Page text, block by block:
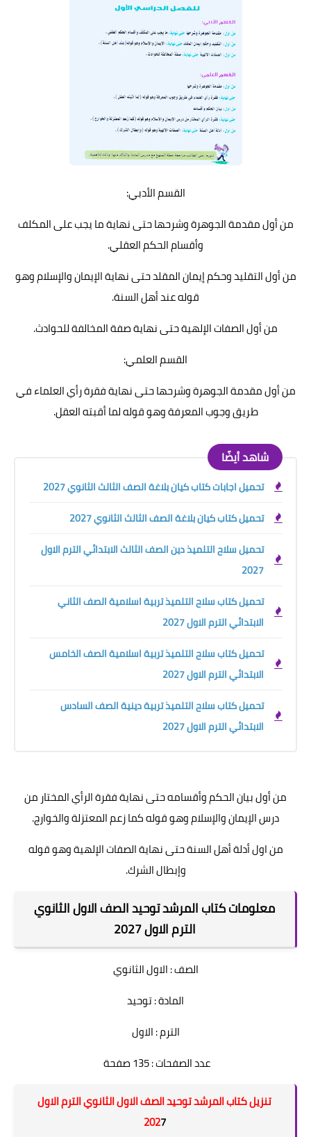
القسم الأدبي:
من أول مقدمة الجوهرة وشرحها حتى نهاية ما يجب على المكلف
وأقسام الحكم العقلي.
من أول التقليد وحكم إيمان المقلد حتى نهاية الإيمان والإسلام وهو
قوله عند أهل السنة.
من أول الصفات الإلهية حتى نهاية صفة المخالفة للحوادث.
القسم العلمي:
من أول مقدمة الجوهرة وشرحها حتى نهاية فقرة رأي العلماء في
طريق وجوب المعرفة وهو قوله لما أقبته العقل.
شاهد أيضًا
تحميل اجابات كتاب كيان بلاغة الصف الثالث الثانوي 2027
تحميل كتاب كيان بلاغة الصف الثالث الثانوي 2027
تحميل سلاح التلميذ دين الصف الثالث الابتدائي الترم الاول
2027
تحميل كتاب سلاح التلميذ تربية اسلامية الصف الثاني
الابتدائي الترم الاول 2027
تحميل كتاب سلاح التلميذ تربية اسلامية الصف الخامس
الابتدائي الترم الاول 2027
تحميل كتاب سلاح التلميذ تربية دينية الصف السادس
الابتدائي الترم الاول 2027
من أول بيان الحكم وأقسامه حتى نهاية فقرة الرأي المختار من
درس الإيمان والإسلام وهو قوله كما زعم المعتزلة والخوارج.
من اول أدلة أهل السنة حتى نهاية الصفات الإلهية وهو قوله
وإبطال الشرك.
معلومات كتاب المرشد توحيد الصف الاول الثانوي
الترم الاول 2027
الصف : الاول الثانوي
المادة : توحيد
الترم : الاول
عدد الصفحات : 135 صفحة
تنزيل كتاب المرشد توحيد الصف الاول الثانوي الترم الاول
2027